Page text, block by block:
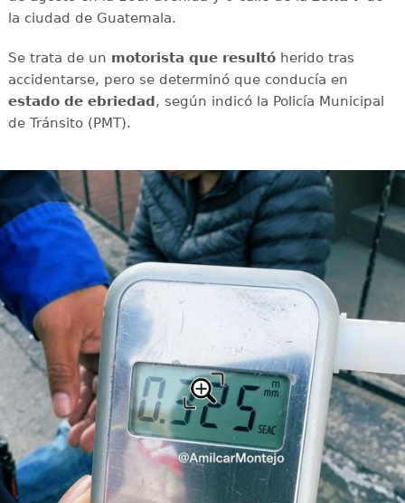
la ciudad de Guatemala.
Se trata de un motorista que resultóherido tras
accidentarse, pero se determinó que conducía en
estado de ebriedad, según indicó la Policía Municipal
de Tránsito (PMT).